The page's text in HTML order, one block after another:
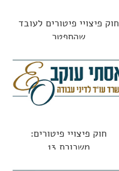
חוק פיצויי פיטורים לעובד
שהתפטר
חוק פיצויי פיטורים:
משכורת 13